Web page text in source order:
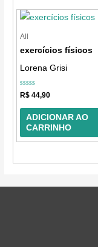
All
exercícios físicos
Lorena Grisi
Avaliação
de
R$ 44,90
ADICIONAR AO
CARRINHO